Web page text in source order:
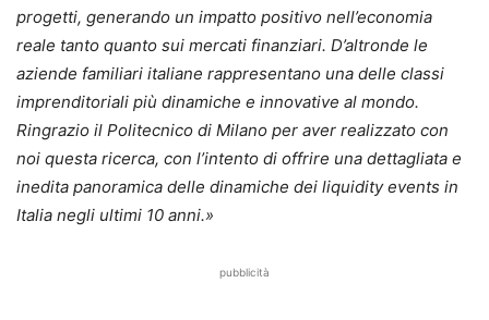
progetti, generando un impatto positivo nell’economia
reale tanto quanto sui mercati finanziari. D’altronde le
aziende familiari italiane rappresentano una delle classi
imprenditoriali più dinamiche e innovative al mondo.
Ringrazio il Politecnico di Milano per aver realizzato con
noi questa ricerca, con l’intento di offrire una dettagliata e
inedita panoramica delle dinamiche dei liquidity events in
Italia negli ultimi 10 anni.»
pubblicità